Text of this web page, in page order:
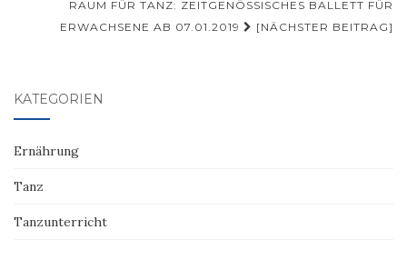
RAUM FÜR TANZ: ZEITGENÖSSISCHES BALLETT FÜR
ERWACHSENE AB 07.01.2019
[NÄCHSTER BEITRAG]
KATEGORIEN
Ernährung
Tanz
Tanzunterricht